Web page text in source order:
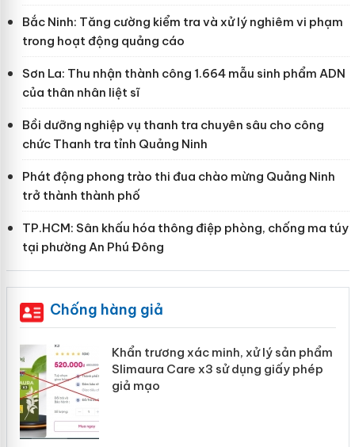
Bắc Ninh: Tăng cường kiểm tra và xử lý nghiêm vi phạm
trong hoạt động quảng cáo
Sơn La: Thu nhận thành công 1.664 mẫu sinh phẩm ADN
của thân nhân liệt sĩ
Bồi dưỡng nghiệp vụ thanh tra chuyên sâu cho công
chức Thanh tra tỉnh Quảng Ninh
Phát động phong trào thi đua chào mừng Quảng Ninh
trở thành thành phố
TP.HCM: Sân khấu hóa thông điệp phòng, chống ma túy
tại phường An Phú Đông
Chống hàng giả
Khẩn trương xác minh, xử lý sản phẩm
Slimaura Care x3 sử dụng giấy phép
giả mạo